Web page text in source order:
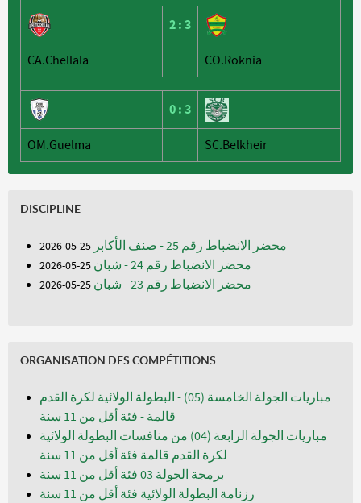
2 : 3
CA.Chellala CO.Roknia
0 : 3
OM.Guelma SC.Belkheir
DISCIPLINE
محضر الانضباط رقم 25 - صنف الأكابر 25-05-2026
محضر الانضباط رقم 24 - شبان 25-05-2026
محضر الانضباط رقم 23 - شبان 25-05-2026
ORGANISATION DES COMPÉTITIONS
مباريات الجولة الخامسة (05) - البطولة الولائية لكرة القدم
قالمة - فئة أقل من 11 سنة
مباريات الجولة الرابعة (04) من منافسات البطولة الولائية
لكرة القدم قالمة فئة أقل من 11 سنة
برمجة الجولة 03 فئة أقل من 11 سنة
رزنامة البطولة الولائية فئة أقل من 11 سنة